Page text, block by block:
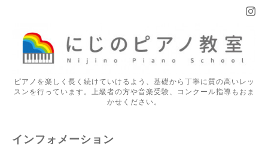
ピアノを楽しく長く続けていけるよう、基礎から丁寧に質の高いレッ
スンを行っています。上級者の方や音楽受験、コンクール指導もおま
かせください。
インフォメーション